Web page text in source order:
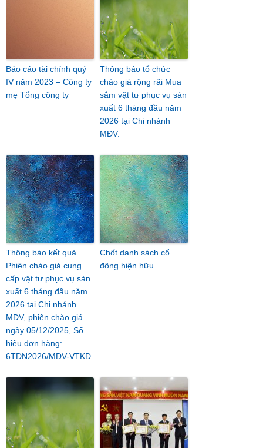
Báo cáo tài chính quý
IV năm 2023 – Công ty
mẹ Tổng công ty
Thông báo tổ chức
chào giá rộng rãi Mua
sắm vật tư phục vụ sản
xuất 6 tháng đầu năm
2026 tại Chi nhánh
MĐV.
Thông báo kết quả
Phiên chào giá cung
cấp vật tư phục vụ sản
xuất 6 tháng đầu năm
2026 tại Chi nhánh
MĐV, phiên chào giá
ngày 05/12/2025, Số
hiệu đơn hàng:
6TĐN2026/MĐV-VTKĐ.
Chốt danh sách cổ
đông hiện hữu